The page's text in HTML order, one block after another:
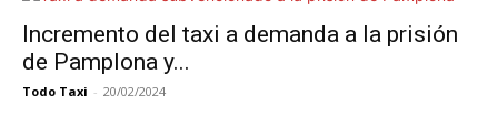
Incremento del taxi a demanda a la prisión
de Pamplona y...
Todo Taxi - 20/02/2024